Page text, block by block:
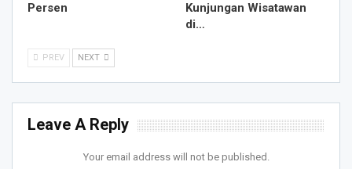
Persen
Kunjungan Wisatawan
di…
PREV NEXT
Leave A Reply
Your email address will not be published.